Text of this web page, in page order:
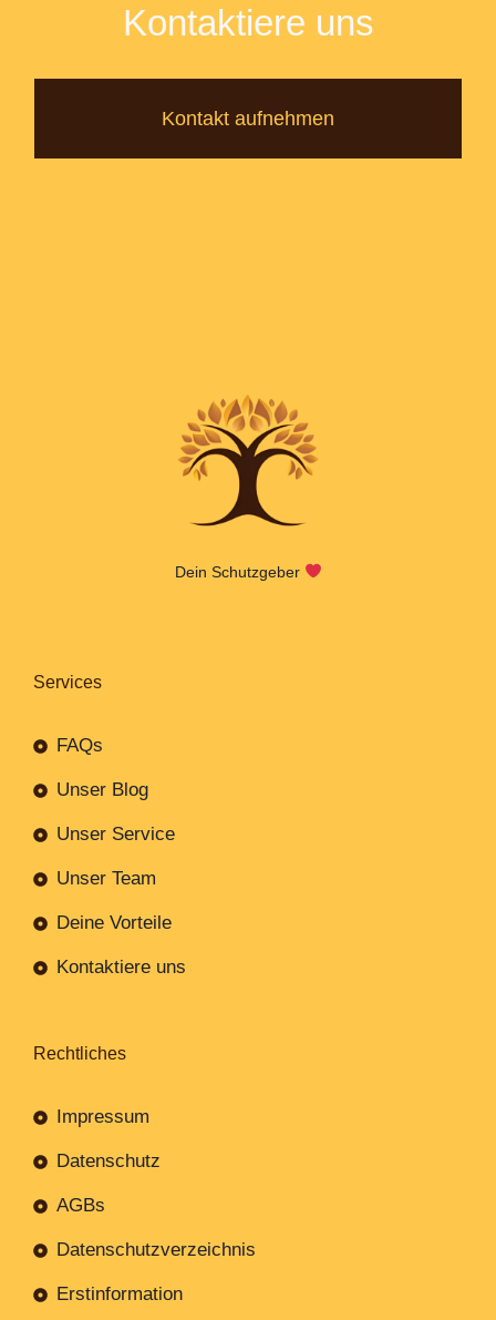
Kontaktiere uns
Kontakt aufnehmen
Dein Schutzgeber
Services
FAQs
Unser Blog
Unser Service
Unser Team
Deine Vorteile
Kontaktiere uns
Rechtliches
Impressum
Datenschutz
AGBs
Datenschutzverzeichnis
Erstinformation